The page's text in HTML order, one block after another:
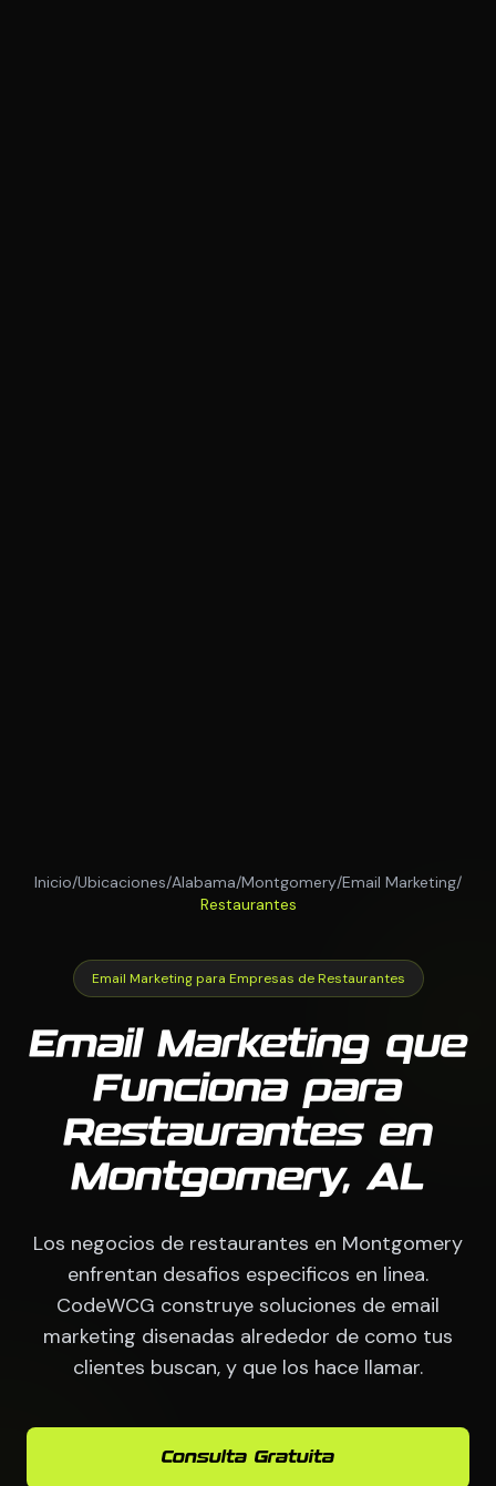
Inicio/Ubicaciones/Alabama/Montgomery/Email Marketing/
Restaurantes
Email Marketing para Empresas de Restaurantes
Email Marketing que
Funciona para
Restaurantes en
Montgomery, AL
Los negocios de restaurantes en Montgomery
enfrentan desafios especificos en linea.
CodeWCG construye soluciones de email
marketing disenadas alrededor de como tus
clientes buscan, y que los hace llamar.
Consulta Gratuita